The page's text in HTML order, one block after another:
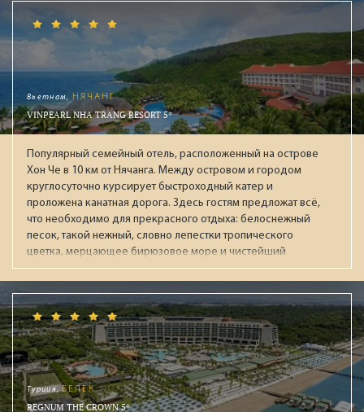
Вьетнам, НЯЧАНГ
VINPEARL NHA TRANG RESORT 5*
Популярный семейный отель, расположенный на острове
Хон Че в 10 км от Нячанга. Между островом и городом
круглосуточно курсирует быстроходный катер и
проложена канатная дорога. Здесь гостям предложат всё,
что необходимо для прекрасного отдыха: белоснежный
песок, такой нежный, словно лепестки тропического
цветка, мерцающее бирюзовое море и чистейший
воздух, несущий в себе крошечные капельки морской
воды. На острове располагаются большой парк
развлечений VinWonders, океанариум, дельфинарий,
поле для гольфа, теннисные корты принадлежащие
отелю. Сам комплекс Vinpaerl был открыт в 2003 году
(корпус Executive), и в 2007 году (корпус Deluxe),
реновация проводилась в 2016 году. Помимо двух 5-
этажных зданий есть еще 57 вилл с бассейнами. Оба
корпуса находятся рядом с пляжем на который не
Турция,БЕЛЕК
REGNUM THE CROWN 5*